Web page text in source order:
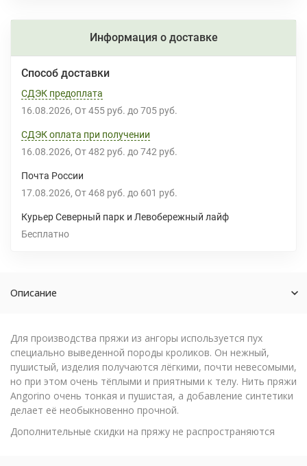
Информация о доставке
Способ доставки
СДЭК предоплата
16.08.2026 От 455 руб. до 705 руб.
СДЭК оплата при получении
16.08.2026 От 482 руб. до 742 руб.
Почта России
17.08.2026 От 468 руб. до 601 руб.
Курьер Северный парк и Левобережный лайф
Бесплатно
Описание
Для производства пряжи из ангоры используется пух
специально выведенной породы кроликов. Он нежный,
пушистый, изделия получаются лёгкими, почти невесомыми,
но при этом очень тёплыми и приятными к телу. Нить пряжи
Angorino очень тонкая и пушистая, а добавление синтетики
делает её необыкновенно прочной.
Дополнительные скидки на пряжу не распространяются